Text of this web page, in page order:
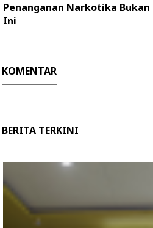
Penanganan Narkotika Bukan
Ini
KOMENTAR
BERITA TERKINI